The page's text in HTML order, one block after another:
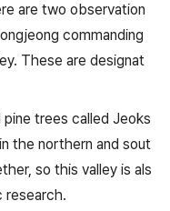
are two observation
commanding
These are designat
trees called Jeoks
the northern and sout
so this valley is als
research.